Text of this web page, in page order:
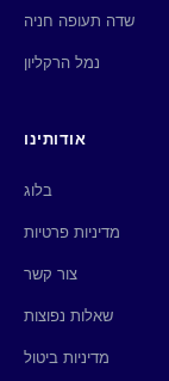
שדה תעופה חניה
נמל הרקליון
אודותינו
בלוג
מדיניות פרטיות
צור קשר
שאלות נפוצות
מדיניות ביטול